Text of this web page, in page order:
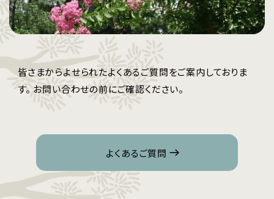
皆さまからよせられたよくあるご質問をご案内しておりま
す。 お問い合わせの前にご確認ください。
よくあるご質問